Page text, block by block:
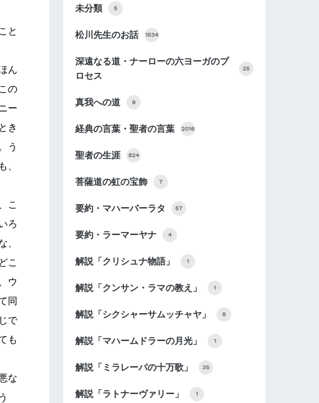
と
ん
の
ー
き
う
、
こ
ろ
、
こ
ウ
同
で
も
な
未分類 5
松川先生のお話 1534
深遠なる道・ナーローの六ヨーガのプ
ロセス
25
真我への道 9
経典の言葉・聖者の言葉 2016
聖者の生涯 824
菩薩道の虹の宝飾 7
要約・マハーバーラタ 57
要約・ラーマーヤナ 4
解説「クリシュナ物語」 1
解説「クンサン・ラマの教え」 1
解説「シクシャーサムッチャヤ」 8
解説「マハームドラーの月光」 1
解説「ミラレーパの十万歌」 35
解説「ラトナーヴァリー」 1